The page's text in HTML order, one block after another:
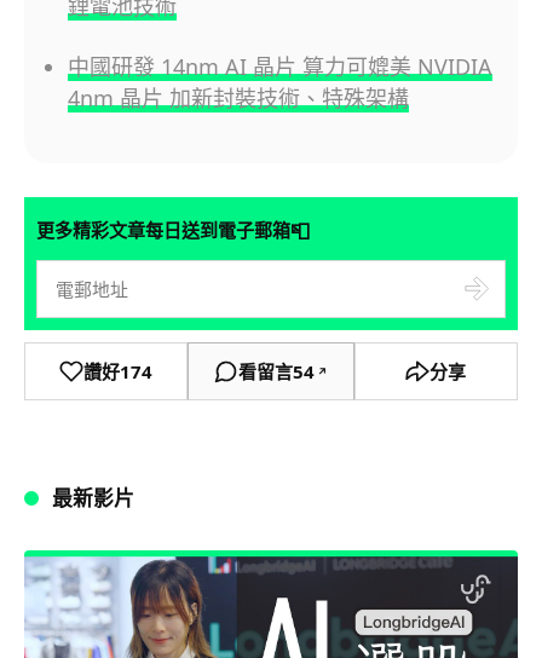
鋰電池技術
中國研發 14nm AI 晶片 算力可媲美 NVIDIA
4nm 晶片 加新封裝技術、特殊架構
更多精彩文章每日送到電子郵箱📮
讚好174 看留言54 ↗ 分享
最新影片